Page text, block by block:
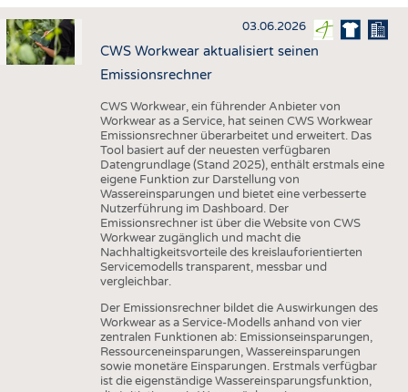
HAUS- UND HEIMTEXTILIEN
BEKLEIDUNG
TESTS
AUSSCHREIBUNGEN
DTV AUSSCHREIBUNGSDIENST
STATISTICS
ADRESSEN & LINKS
PUBLIKATIONEN
TERMINE
BRANCHENTERMINE
03.06.2026
CWS Workwear aktualisiert seinen
Emissionsrechner
CWS Workwear, ein führender Anbieter von
Workwear as a Service, hat seinen CWS Workwear
Emissionsrechner überarbeitet und erweitert. Das
Tool basiert auf der neuesten verfügbaren
Datengrundlage (Stand 2025), enthält erstmals eine
eigene Funktion zur Darstellung von
Wassereinsparungen und bietet eine verbesserte
Nutzerführung im Dashboard. Der
Emissionsrechner ist über die Website von CWS
Workwear zugänglich und macht die
Nachhaltigkeitsvorteile des kreislauforientierten
Servicemodells transparent, messbar und
vergleichbar.
Der Emissionsrechner bildet die Auswirkungen des
Workwear as a Service-Modells anhand von vier
zentralen Funktionen ab: Emissionseinsparungen,
Ressourceneinsparungen, Wassereinsparungen
sowie monetäre Einsparungen. Erstmals verfügbar
ist die eigenständige Wassereinsparungsfunktion,